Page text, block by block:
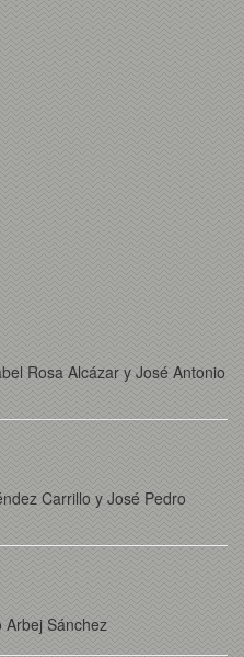
Rosa Alcázar y José Antonio
Carrillo y José Pedro
Arbej Sánchez